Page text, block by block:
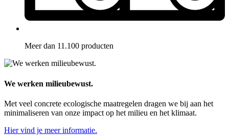
Meer dan 11.100 producten
We werken milieubewust.
Met veel concrete ecologische maatregelen dragen we bij aan het
minimaliseren van onze impact op het milieu en het klimaat.
Hier vind je meer informatie.